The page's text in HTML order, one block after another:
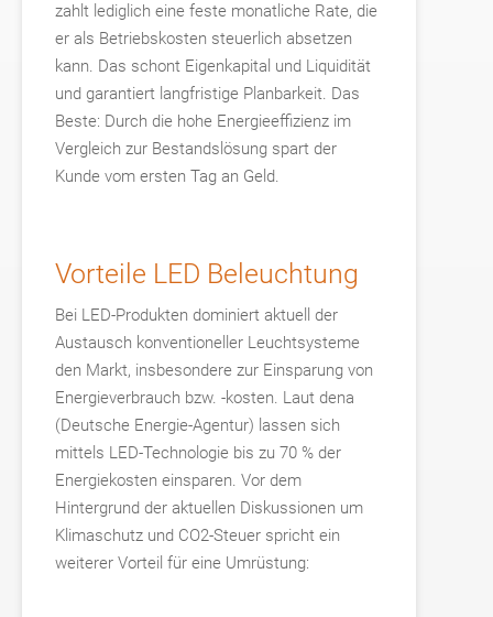
zahlt lediglich eine feste monatliche Rate, die
er als Betriebskosten steuerlich absetzen
kann. Das schont Eigenkapital und Liquidität
und garantiert langfristige Planbarkeit. Das
Beste: Durch die hohe Energieeffizienz im
Vergleich zur Bestandslösung spart der
Kunde vom ersten Tag an Geld.
Vorteile LED Beleuchtung
Bei LED-Produkten dominiert aktuell der
Austausch konventioneller Leuchtsysteme
den Markt, insbesondere zur Einsparung von
Energieverbrauch bzw. -kosten. Laut dena
(Deutsche Energie-Agentur) lassen sich
mittels LED-Technologie bis zu 70 % der
Energiekosten einsparen. Vor dem
Hintergrund der aktuellen Diskussionen um
Klimaschutz und CO2-Steuer spricht ein
weiterer Vorteil für eine Umrüstung: